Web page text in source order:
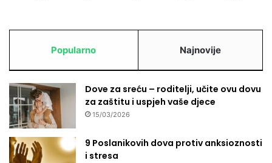
Popularno Najnovije
Dove za sreću – roditelji, učite ovu dovu
za zaštitu i uspjeh vaše djece
15/03/2026
9 Poslanikovih dova protiv anksioznosti
i stresa